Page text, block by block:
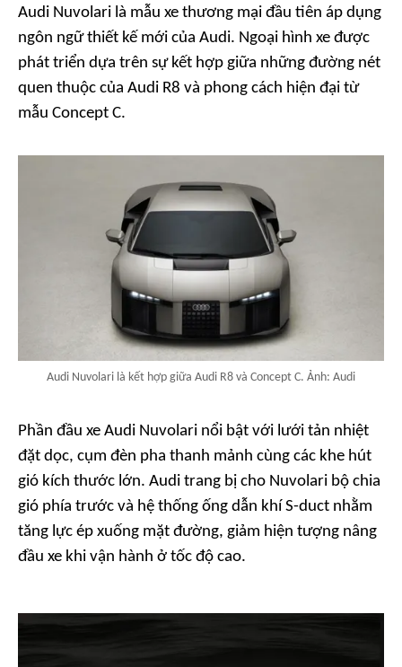
Audi Nuvolari là mẫu xe thương mại đầu tiên áp dụng
ngôn ngữ thiết kế mới của Audi. Ngoại hình xe được
phát triển dựa trên sự kết hợp giữa những đường nét
quen thuộc của Audi R8 và phong cách hiện đại từ
mẫu Concept C.
Audi Nuvolari là kết hợp giữa Audi R8 và Concept C. Ảnh: Audi
Phần đầu xe Audi Nuvolari nổi bật với lưới tản nhiệt
đặt dọc, cụm đèn pha thanh mảnh cùng các khe hút
gió kích thước lớn. Audi trang bị cho Nuvolari bộ chia
gió phía trước và hệ thống ống dẫn khí S-duct nhằm
tăng lực ép xuống mặt đường, giảm hiện tượng nâng
đầu xe khi vận hành ở tốc độ cao.